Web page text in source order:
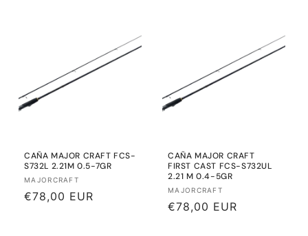
CAÑA MAJOR CRAFT FCS-
S732L 2.21M 0.5-7GR
Proveedor:
MAJORCRAFT
Precio
€78,00 EUR
CAÑA MAJOR CRAFT
FIRST CAST FCS-S732UL
2.21 M 0.4-5GR
Proveedor:
MAJORCRAFT
Precio
€78,00 EUR